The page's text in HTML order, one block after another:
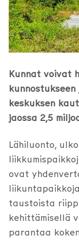
Kunnat voivat
kunnostukseen
keskuksen
jaossa 2,5
Lähiluonto,
ovat
taustoista
kehittämisellä
parantaa